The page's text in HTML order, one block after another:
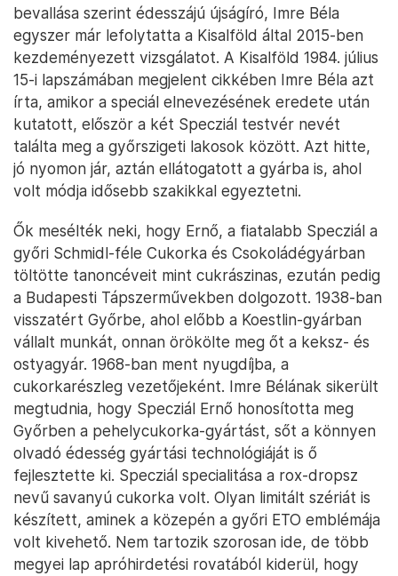
bevallása szerint édesszájú újságíró, Imre Béla
egyszer már lefolytatta a Kisalföld által 2015-ben
kezdeményezett vizsgálatot. A Kisalföld 1984. július
15-i lapszámában megjelent cikkében Imre Béla azt
írta, amikor a speciál elnevezésének eredete után
kutatott, először a két Specziál testvér nevét
találta meg a győrszigeti lakosok között. Azt hitte,
jó nyomon jár, aztán ellátogatott a gyárba is, ahol
volt módja idősebb szakikkal egyeztetni.
Ők mesélték neki, hogy Ernő, a fiatalabb Specziál a
győri Schmidl-féle Cukorka és Csokoládégyárban
töltötte tanoncéveit mint cukrászinas, ezután pedig
a Budapesti Tápszerművekben dolgozott. 1938-ban
visszatért Győrbe, ahol előbb a Koestlin-gyárban
vállalt munkát, onnan örökölte meg őt a keksz- és
ostyagyár. 1968-ban ment nyugdíjba, a
cukorkarészleg vezetőjeként. Imre Bélának sikerült
megtudnia, hogy Specziál Ernő honosította meg
Győrben a pehelycukorka-gyártást, sőt a könnyen
olvadó édesség gyártási technológiáját is ő
fejlesztette ki. Specziál specialitása a rox-dropsz
nevű savanyú cukorka volt. Olyan limitált szériát is
készített, aminek a közepén a győri ETO emblémája
volt kivehető. Nem tartozik szorosan ide, de több
megyei lap apróhirdetési rovatából kiderül, hogy